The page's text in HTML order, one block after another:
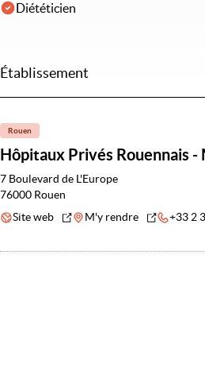
Diététicien
Établissement
Rouen
Hôpitaux Privés Rouennais -
7 Boulevard de L'Europe
76000 Rouen
Site web
M'y rendre +33 2